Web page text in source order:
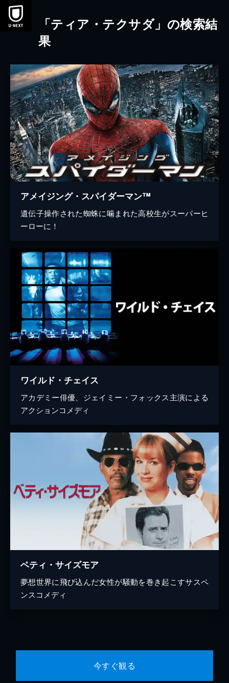
本文へスキップ
「ティア・テクサダ」の検索結
果
アメイジング・スパイダーマン™
遺伝子操作された蜘蛛に噛まれた高校生がスーパーヒ
ーローに！
ワイルド・チェイス
アカデミー俳優、ジェイミー・フォックス主演による
アクションコメディ
ベティ・サイズモア
夢想世界に飛び込んだ女性が騒動を巻き起こすサスペ
ンスコメディ
今すぐ観る